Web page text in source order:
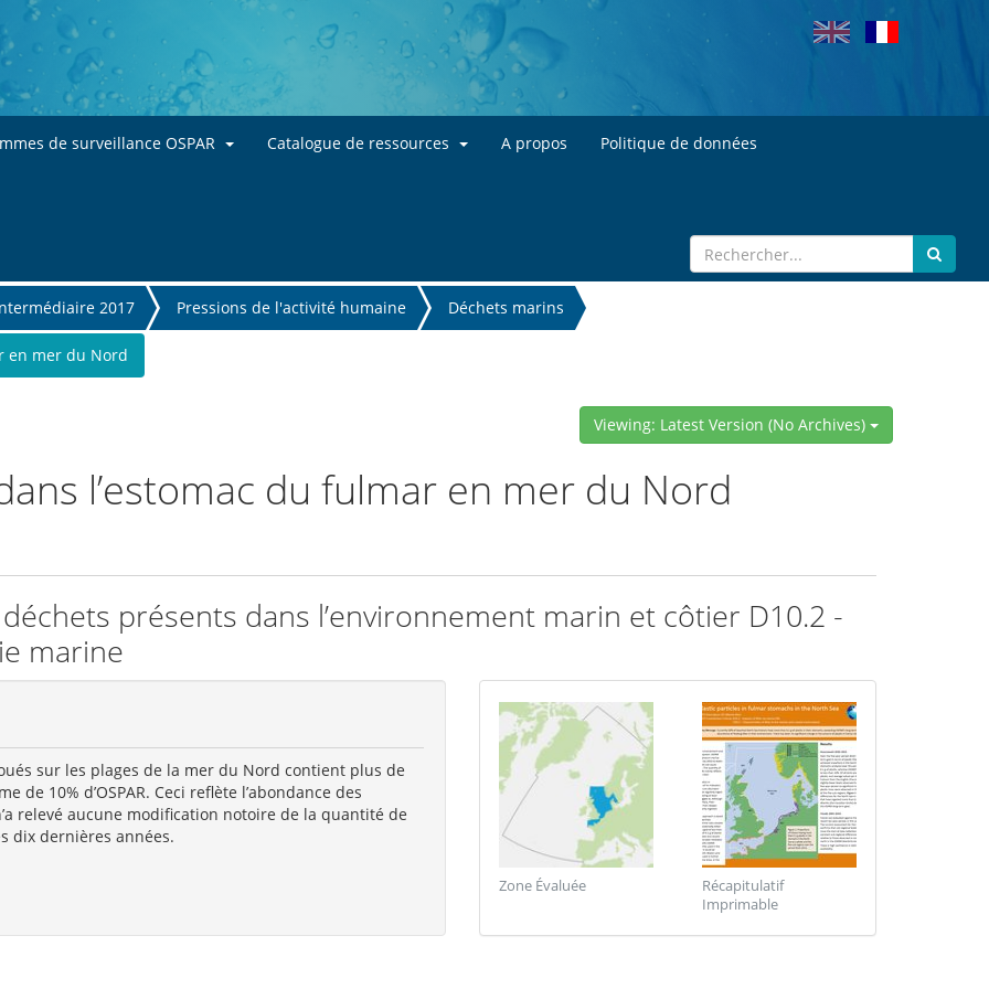
Skip to main content
de surveillance OSPAR Catalogue de ressources A propos Politique de données
2017 Pressions de l'activité humaine Déchets marins
en mer du Nord
Viewing: Latest Version (No Archives)
l’estomac du fulmar en mer du Nord
présents dans l’environnement marin et côtier D10.2 -
marine
sur les plages de la mer du Nord contient plus de
de 10% d’OSPAR. Ceci reflète l’abondance des
relevé aucune modification notoire de la quantité de
dix dernières années.
Zone Évaluée
Récapitulatif
Imprimable